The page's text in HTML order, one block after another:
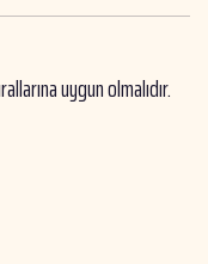
uygun olmalıdır.